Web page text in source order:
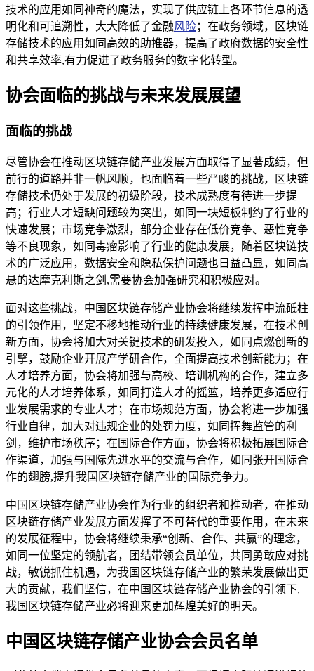
技术的应用如同神奇的魔法，实现了供应链上各环节信息的透
明化和可追溯性，大大降低了金融风险；在政务领域，区块链
存储技术的应用如同高效的助推器，提高了政府数据的安全性
和共享效率,有力促进了政务服务的数字化转型。
协会面临的挑战与未来发展展望
面临的挑战
尽管协会在推动区块链存储产业发展方面取得了显著成绩，但
前行的道路并非一帆风顺，也面临着一些严峻的挑战，区块链
存储技术仍处于发展的初级阶段，技术成熟度有待进一步提
高；行业人才短缺问题较为突出，如同一块短板制约了行业的
快速发展；市场竞争激烈，部分企业存在低价竞争、恶性竞争
等不良现象，如同毒瘤影响了行业的健康发展，随着区块链技
术的广泛应用，数据安全和隐私保护问题也日益凸显，如同高
悬的达摩克利斯之剑,需要协会加强研究和积极应对。
面对这些挑战，中国区块链存储产业协会将继续发挥中流砥柱
的引领作用，坚定不移地推动行业的持续健康发展，在技术创
新方面，协会将加大对关键技术的研发投入，如同点燃创新的
引擎，鼓励企业开展产学研合作，全面提高技术创新能力；在
人才培养方面，协会将加强与高校、培训机构的合作，建立多
元化的人才培养体系，如同打造人才的摇篮，培养更多适应行
业发展需求的专业人才；在市场规范方面，协会将进一步加强
行业自律，加大对违规企业的处罚力度，如同挥舞监管的利
剑，维护市场秩序；在国际合作方面，协会将积极拓展国际合
作渠道，加强与国际先进水平的交流与合作，如同张开国际合
作的翅膀,提升我国区块链存储产业的国际竞争力。
中国区块链存储产业协会作为行业的组织者和推动者，在推动
区块链存储产业发展方面发挥了不可替代的重要作用，在未来
的发展征程中，协会将继续秉承“创新、合作、共赢”的理念，
如同一位坚定的领航者，团结带领会员单位，共同勇敢应对挑
战，敏锐抓住机遇，为我国区块链存储产业的繁荣发展做出更
大的贡献，我们坚信，在中国区块链存储产业协会的引领下,
我国区块链存储产业必将迎来更加辉煌美好的明天。
中国区块链存储产业协会会员名单